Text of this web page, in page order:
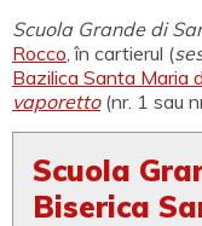
Scuola Grande di
Rocco, în cartierul (
Bazilica Santa Maria
vaporetto(nr. 1 sau
Scuola
Biserica